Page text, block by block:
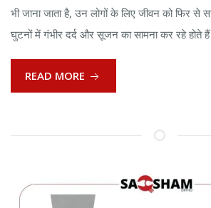
भी जाना जाता है, उन लोगों के लिए जीवन को फिर से
घुटनों में गंभीर दर्द और सूजन का सामना कर रहे होते
READ MORE